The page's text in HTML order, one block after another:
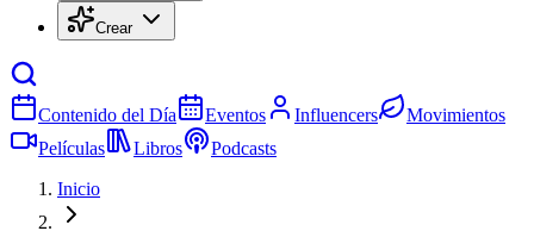
Crear
Contenido del Día Eventos Influencers
Movimientos
Películas
Libros
Podcasts
Inicio